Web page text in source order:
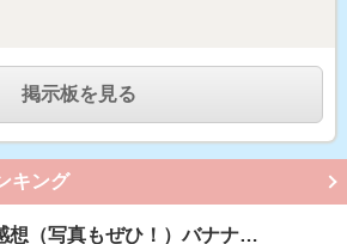
掲示板を見る
キング
想（写真もぜひ！）バナナ…